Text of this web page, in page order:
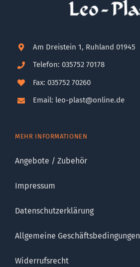
Am Dreistein 1, Ruhland 01945
Telefon: 035752 70178
Fax: 035752 70260
Email: leo-plast@online.de
MEHR INFORMATIONEN
Angebote / Zubehör
Impressum
Datenschutzerklärung
Allgemeine Geschäftsbedingungen
Widerrufsrecht